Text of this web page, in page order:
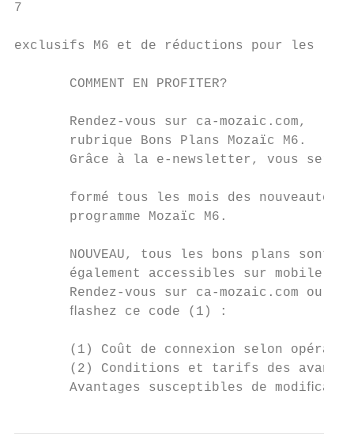
7
exclusifs M6 et de réductions pour les
       COMMENT EN PROFITER?
       Rendez-vous sur ca-mozaic.com,
rubrique Bons Plans Mozaïc M6.
Grâce à la e-newsletter, vous
formé tous les mois des nouveautés
       programme Mozaïc M6.
       NOUVEAU, tous les bons plans sont
       également accessibles sur mobile !
       Rendez-vous sur ca-mozaic.com ou
       ﬂashez ce code (1) :
(1) Coût de connexion selon
(2) Conditions et tarifs des
Avantages susceptibles de